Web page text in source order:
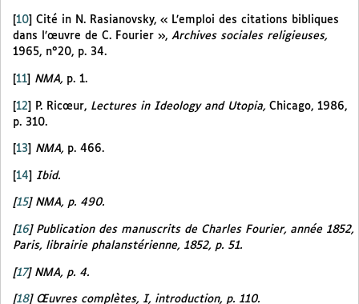
10
Cité in N. Rasianovsky, « L’emploi des citations bibliques
dans l’œuvre de C. Fourier », Archives sociales religieuses,
1965, n°20, p. 34.
11 NMA, p. 1.
[12] P. Ricœur, Lectures in Ideology and Utopia, Chicago, 1986,
p. 310.
13 NMA, p. 466.
[14] Ibid.
[15] NMA, p. 490.
[16] Publication des manuscrits de Charles Fourier, année 1852,
Paris, librairie phalanstérienne, 1852, p. 51.
[17] NMA, p. 4.
[18] Œuvres complètes, I, introduction, p. 110.